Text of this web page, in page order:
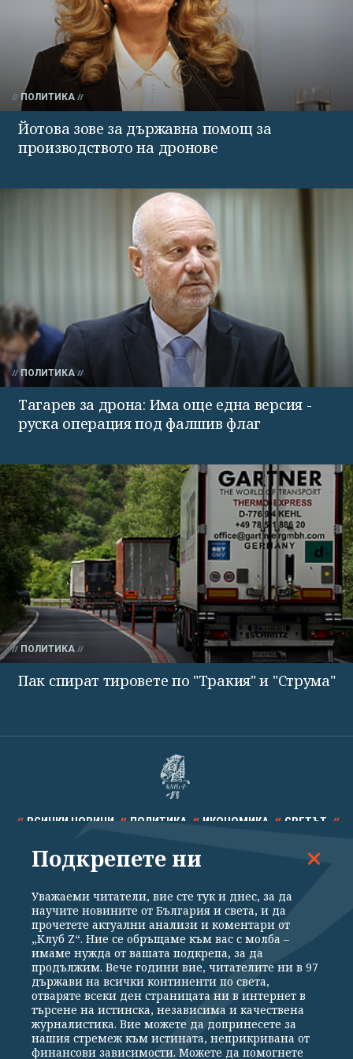
ПОЛИТИКА
Йотова зове за държавна помощ за
производството на дронове
ПОЛИТИКА
Тагарев за дрона: Има още една версия -
руска операция под фалшив флаг
ПОЛИТИКА
Пак спират тировете по "Тракия" и "Струма"
ВСИЧКИ НОВИНИ ПОЛИТИКА ИКОНОМИКА СВЕТЪТ
СПОРТ КУЛТУРА ТЕХНОЛОГИИ КАЛЕЙДОСКОП
Общи условия
Политика за поверителност
Реклама
Партньори Контакти
За Клуб Z
Екип
Подкрепете ни
Подкрепете ни
Уважаеми читатели, вие сте тук и днес, за да
научите новините от България и света, и да
прочетете актуални анализи и коментари от
„Клуб Z“. Ние се обръщаме към вас с молба –
имаме нужда от вашата подкрепа, за да
продължим. Вече години вие, читателите ни в 97
държави на всички континенти по света,
отваряте всеки ден страницата ни в интернет в
търсене на истинска, независима и качествена
журналистика. Вие можете да допринесете за
нашия стремеж към истината, неприкривана от
финансови зависимости. Можете да помогнете